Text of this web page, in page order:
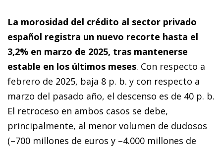
La morosidad del crédito al sector privado
español registra un nuevo recorte hasta el
3,2% en marzo de 2025, tras mantenerse
estable en los últimos meses. Con respecto a
febrero de 2025, baja 8 p. b. y con respecto a
marzo del pasado año, el descenso es de 40 p. b.
El retroceso en ambos casos se debe,
principalmente, al menor volumen de dudosos
(–700 millones de euros y –4.000 millones de